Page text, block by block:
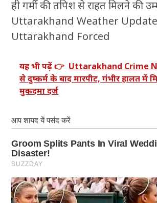
ही गर्मी की तपिश से राहत मिलने की
Uttarakhand Weather
Uttarakhand Forced
यह भी पढ़ें 👉 Uttarakhand Crime
से दुष्कर्म के बाद मारपीट, गंभीर हालत में
मुकदमा दर्ज